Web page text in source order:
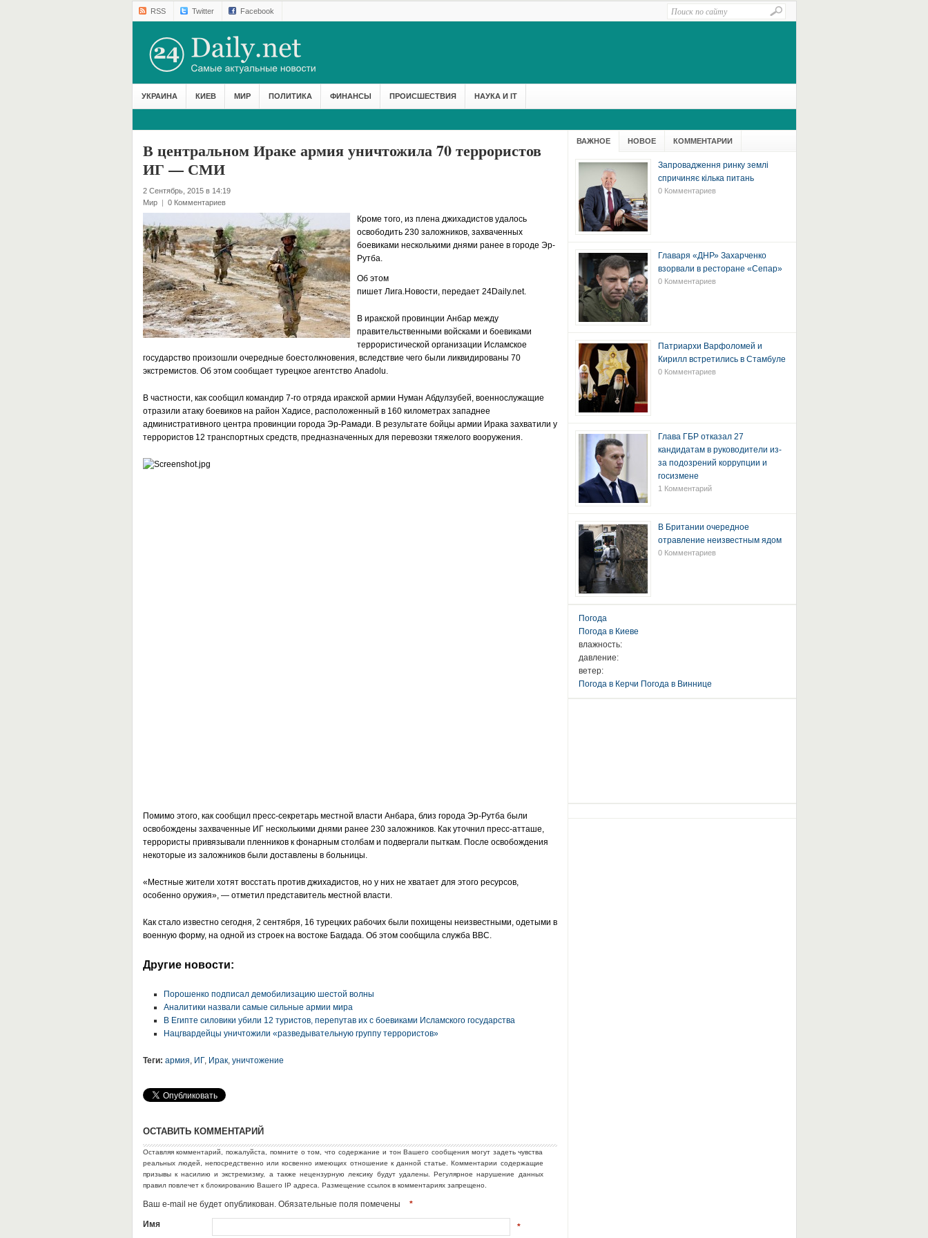
RSS Twitter Facebook
УКРАИНА КИЕВ МИР ПОЛИТИКА ФИНАНСЫ ПРОИСШЕСТВИЯ НАУКА И IT
В центральном Ираке армия уничтожила 70 террористов
ИГ — СМИ
2 Сентябрь, 2015 в 14:19
Мир
| 0 Комментариев
Кроме того, из плена джихадистов удалось
освободить 230 заложников, захваченных
боевиками несколькими днями ранее в городе Эр-
Рутба.
Об этом
пишет Лига.Новости,передает 24Daily.net.
В иракской провинции Анбар между
правительственными войсками и боевиками
террористической организации Исламское
государство произошли очередные боестолкновения, вследствие чего были ликвидированы 70
экстремистов. Об этом сообщает турецкое агентство Anadolu.
В частности, как сообщил командир 7-го отряда иракской армии Нуман Абдулзубей, военнослужащие
отразили атаку боевиков на район Хадисе, расположенный в 160 километрах западнее
административного центра провинции города Эр-Рамади. В результате бойцы армии Ирака захватили у
террористов 12 транспортных средств, предназначенных для перевозки тяжелого вооружения.
Помимо этого, как сообщил пресс-секретарь местной власти Анбара, близ города Эр-Рутба были
освобождены захваченные ИГ несколькими днями ранее 230 заложников. Как уточнил пресс-атташе,
террористы привязывали пленников к фонарным столбам и подвергали пыткам. После освобождения
некоторые из заложников были доставлены в больницы.
«Местные жители хотят восстать против джихадистов, но у них не хватает для этого ресурсов,
особенно оружия», — отметил представитель местной власти.
Как стало известно сегодня, 2 сентября, 16 турецких рабочих были похищены неизвестными, одетыми в
военную форму, на одной из строек на востоке Багдада. Об этом сообщила служба ВВС.
Другие новости:
Порошенко подписал демобилизацию шестой волны
Аналитики назвали самые сильные армии мира
В Египте силовики убили 12 туристов, перепутав их с боевиками Исламского государства
Нацгвардейцы уничтожили «разведывательную группу террористов»
Теги: армия, ИГ, Ирак, уничтожение
ОСТАВИТЬ КОММЕНТАРИЙ
Оставляя комментарий, пожалуйста, помните о том, что содержание и тон Вашего сообщения могут задеть чувства
реальных людей, непосредственно или косвенно имеющих отношение к данной статье. Комментарии содержащие
призывы к насилию и экстремизму, а также нецензурную лексику будут удалены. Регулярное нарушение данных
правил повлечет к блокированию Вашего IP адреса. Размещение ссылок в комментариях запрещено.
Ваш e-mail не будет опубликован. Обязательные поля помечены *
Имя *
ВАЖНОЕ НОВОЕ КОММЕНТАРИИ
Запровадження ринку землі
спричиняє кілька питань
0 Комментариев
Главаря «ДНР» Захарченко
взорвали в ресторане «Сепар»
0 Комментариев
Патриархи Варфоломей и
Кирилл встретились в Стамбуле
0 Комментариев
Глава ГБР отказал 27
кандидатам в руководители из-
за подозрений коррупции и
госизмене
1 Комментарий
В Британии очередное
отравление неизвестным ядом
0 Комментариев
Погода
Погода в Киеве
влажность:
давление:
ветер:
Погода в Керчи Погода в Виннице